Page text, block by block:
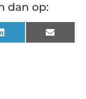
dan op:
LinkedIn Email